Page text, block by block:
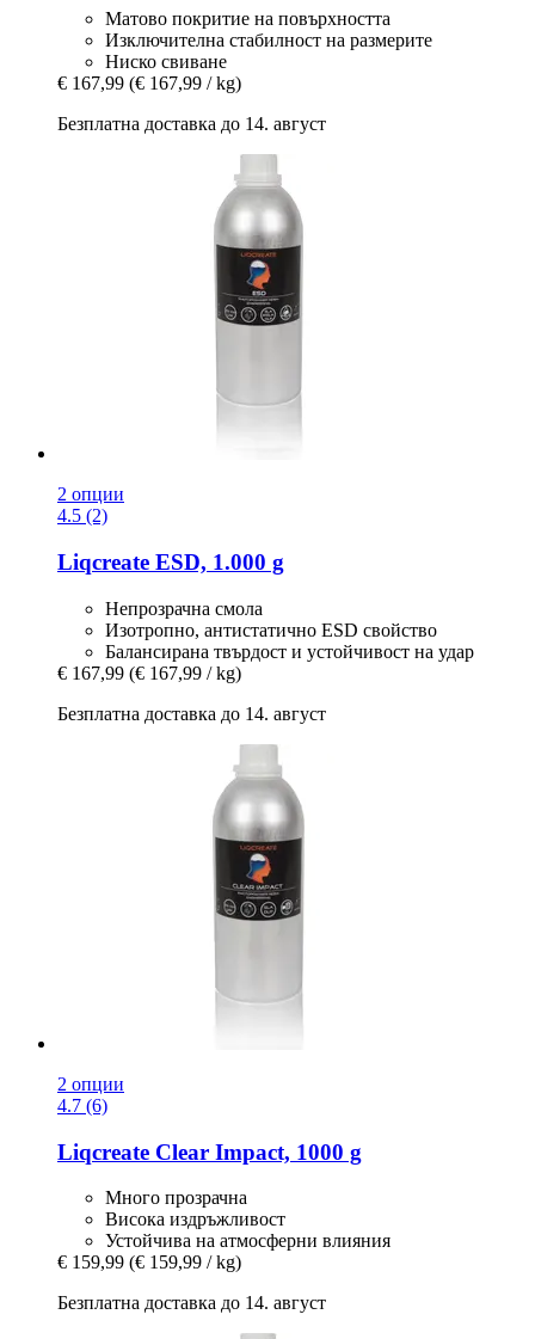
Матово покритие на повърхността
Изключителна стабилност на размерите
Ниско свиване
€ 167,99 (€ 167,99 / kg)
Безплатна доставка до 14. август
2 опции
4.5 (2)
Liqcreate ESD, 1.000 g
Непрозрачна смола
Изотропно, антистатично ESD свойство
Балансирана твърдост и устойчивост на удар
€ 167,99 (€ 167,99 / kg)
Безплатна доставка до 14. август
2 опции
4.7 (6)
Liqcreate Clear Impact, 1000 g
Много прозрачна
Висока издръжливост
Устойчива на атмосферни влияния
€ 159,99 (€ 159,99 / kg)
Безплатна доставка до 14. август